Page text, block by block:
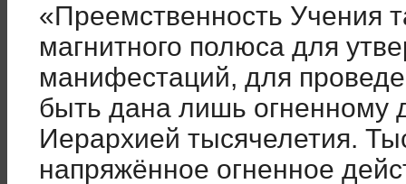
«Преемственность Учения
магнитного полюса для
манифестаций, для
быть дана лишь огненному
Иерархией тысячелетия.
напряжённое огненное